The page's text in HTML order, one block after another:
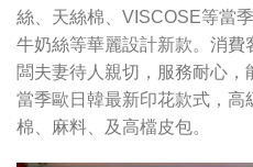
絲、天絲棉、VISCOSE等當
牛奶絲等華麗設計新款。消
闆夫妻待人親切，服務耐心
當季歐日韓最新印花款式，
棉、麻料、及高檔皮包。